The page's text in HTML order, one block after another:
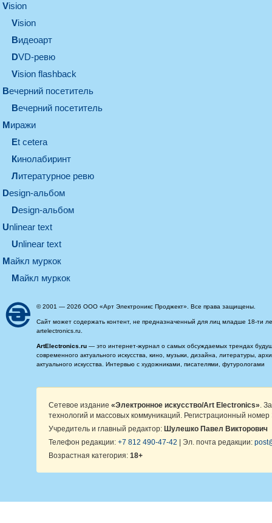
vision
vision
видеоарт
DVD-ревю
Vision flashback
вечерний посетитель
вечерний посетитель
миражи
et cetera
кинолабиринт
литературное ревю
design-альбом
design-альбом
unlinear text
Unlinear text
майкл муркок
майкл муркок
© 2001 — 2026 ООО «Арт Электроникс Проджект». Все права защищены.
Сайт может содержать контент, не предназначенный для лиц младше 18-ти
artelectronics.ru.
ArtElectronics.ru — это интернет-журнал о самых обсуждаемых трендах
современного актуального искусства, кино, музыки, дизайна, литературы,
актуального искусства. Интервью с художниками, писателями, футурологами
Сетевое издание «Электронное искусство/Art Electronics» .
технологий и массовых коммуникаций. Регистрационный
Учредитель и главный редактор: Шулешко Павел Викторович
Телефон редакции: +7 812 490-47-42 | Эл. почта редакции:
Возрастная категория: 18+